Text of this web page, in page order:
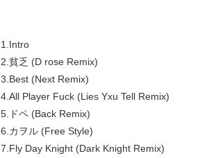
1.Intro
2.貧乏 (D rose Remix)
3.Best (Next Remix)
4.All Player Fuck (Lies Yxu Tell Remix)
5.ドペ (Back Remix)
6.カヲル (Free Style)
7.Fly Day Knight (Dark Knight Remix)